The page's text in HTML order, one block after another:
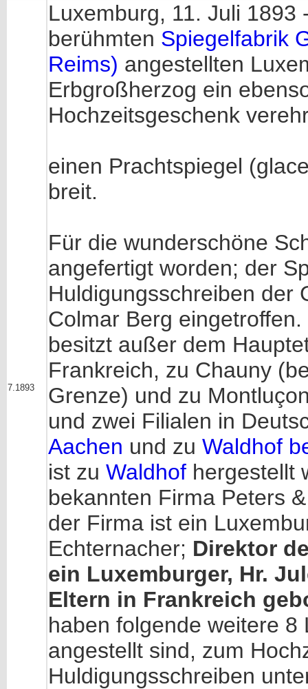
7.1893
Luxemburg, 11. Juli 1893
berühmten Spiegelfabrik
Reims) angestellten
Erbgroßherzog ein
Hochzeitsgeschenk
einen Prachtspiegel
breit.
Für die wunderschöne
angefertigt worden; der
Huldigungsschreiben der
Colmar Berg
besitzt außer dem
Frankreich, zu Chauny
Grenze) und zu
und zwei Filialen in
Aachen und zu Waldhof
ist zu Waldhof hergestellt
bekannten Firma Peters
der Firma ist ein
Echternacher; Direktor
ein Luxemburger, Hr.
Eltern in Frankreich
haben folgende weitere
angestellt sind, zum
Huldigungsschreiben